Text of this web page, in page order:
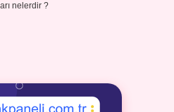
nelerdir ?